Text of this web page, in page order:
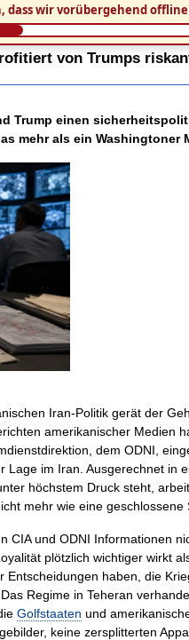
dass wir vorübergehend
von Trumps
Trump einen
mehr als ein Washingtoner
Iran-Politik gerät der
amerikanischer Medien
dem ODNI,
im Iran. Ausgerechnet in
höchstem Druck steht,
mehr wie eine geschlossene
CIA und ODNI Informationen
plötzlich wichtiger wirkt
haben, die
Regime in Teheran
dieGolfstaaten und
keine zersplitterten